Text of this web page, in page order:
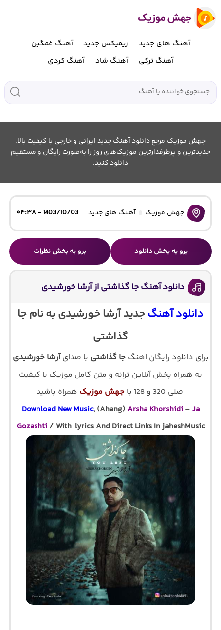
آهنگ های جدید ریمیکس جدید
آهنگ غمگین
آهنگ ترکی
آهنگ شاد آهنگ کردی
جهش موزیک مرجع دانلود آهنگ جدید ایرانی و خارجی با کیفیت بالا.
جدیدترین و پرطرفدارترین موزیک‌های روز را به‌صورت رایگان و مستقیم
دانلود کنید.
جهش موزیک آهنگ های جدید 1403/10/03 - ۰۴:۳۸
برو به بخش دانلود برو به بخش نظرات
دانلود آهنگ جا گذاشتی از آرشا خورشیدی
دانلود آهنگجدید آرشا خورشیدی به نام جا
گذاشتی
برای دانلود رایگان اهنگجا گذاشتی با صدایآرشا خورشیدی
به همراه پخش آنلاین ترانه و متن کامل موزیک با کیفیت
اصلی 320 و 128 با
جهش موزیک همراه باشید
Download New Music, (Ahang) Arsha Khorshidi – Ja
Gozashti / With lyrics And Direct Links In jaheshMusic